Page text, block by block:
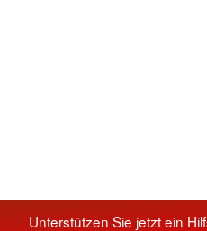
Unterstützen Sie jetzt ein